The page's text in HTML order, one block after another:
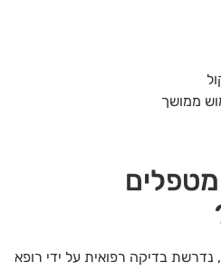
ממושך
בדיקה רפואית על ידי רופא